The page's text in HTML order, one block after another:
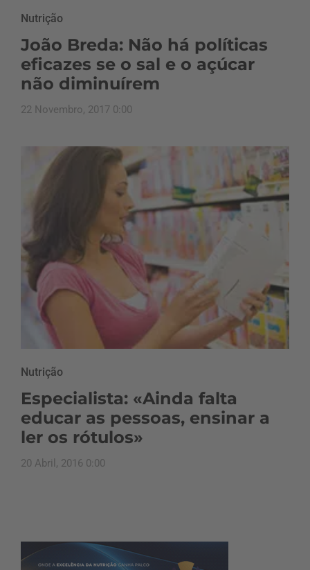
Nutrição
João Breda: Não há políticas
eficazes se o sal e o açúcar
não diminuírem
22 Novembro, 2017 0:00
Nutrição
Especialista: «Ainda falta
educar as pessoas, ensinar a
ler os rótulos»
20 Abril, 2016 0:00